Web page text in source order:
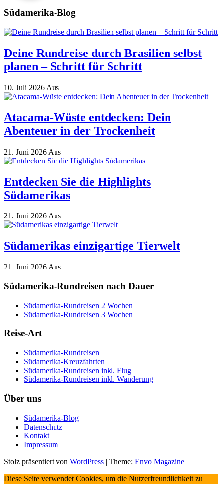
Südamerika-Blog
Deine Rundreise durch Brasilien selbst
planen – Schritt für Schritt
10. Juli 2026 Aus
Atacama-Wüste entdecken: Dein
Abenteuer in der Trockenheit
21. Juni 2026 Aus
Entdecken Sie die Highlights
Südamerikas
21. Juni 2026Aus
Südamerikas einzigartige Tierwelt
21. Juni 2026 Aus
Südamerika-Rundreisen nach Dauer
Südamerika-Rundreisen 2 Wochen
Südamerika-Rundreisen 3 Wochen
Reise-Art
Südamerika-Rundreisen
Südamerika-Kreuzfahrten
Südamerika-Rundreisen inkl. Flug
Südamerika-Rundreisen inkl. Wanderung
Über uns
Südamerika-Blog
Datenschutz
Kontakt
Impressum
Stolz präsentiert von WordPress | Theme: Envo Magazine
Diese Seite verwendet Cookies, um die Nutzerfreundlichkeit zu